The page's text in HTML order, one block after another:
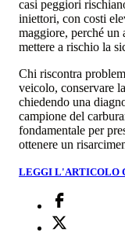
casi peggiori
iniettori, con costi
maggiore, perché un
mettere a rischio la
Chi riscontra
veicolo, conservare
chiedendo una
campione del
fondamentale per
ottenere un
LEGGI L'ARTICOLO